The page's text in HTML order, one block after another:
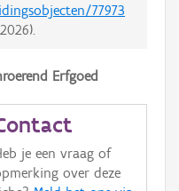
77973
).
Erfgoed
je een vraag of
over deze